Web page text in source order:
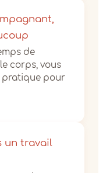
de
corps, vous
pratique pour
un travail